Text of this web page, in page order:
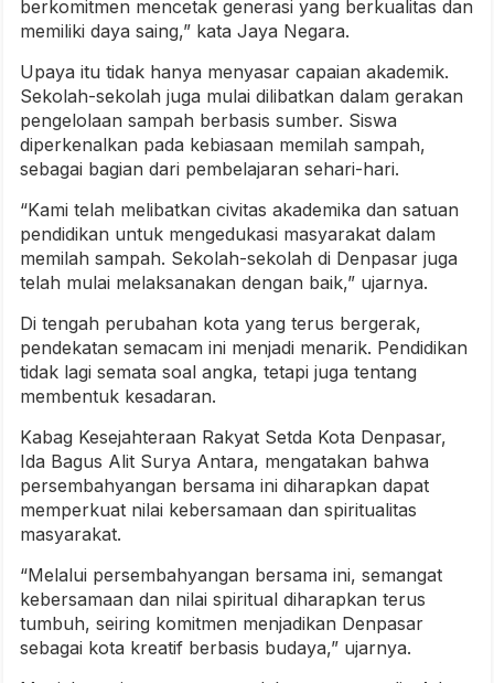
berkomitmen mencetak generasi yang berkualitas dan
memiliki daya saing,” kata Jaya Negara.
Upaya itu tidak hanya menyasar capaian akademik.
Sekolah-sekolah juga mulai dilibatkan dalam gerakan
pengelolaan sampah berbasis sumber. Siswa
diperkenalkan pada kebiasaan memilah sampah,
sebagai bagian dari pembelajaran sehari-hari.
“Kami telah melibatkan civitas akademika dan satuan
pendidikan untuk mengedukasi masyarakat dalam
memilah sampah. Sekolah-sekolah di Denpasar juga
telah mulai melaksanakan dengan baik,” ujarnya.
Di tengah perubahan kota yang terus bergerak,
pendekatan semacam ini menjadi menarik. Pendidikan
tidak lagi semata soal angka, tetapi juga tentang
membentuk kesadaran.
Kabag Kesejahteraan Rakyat Setda Kota Denpasar,
Ida Bagus Alit Surya Antara, mengatakan bahwa
persembahyangan bersama ini diharapkan dapat
memperkuat nilai kebersamaan dan spiritualitas
masyarakat.
“Melalui persembahyangan bersama ini, semangat
kebersamaan dan nilai spiritual diharapkan terus
tumbuh, seiring komitmen menjadikan Denpasar
sebagai kota kreatif berbasis budaya,” ujarnya.